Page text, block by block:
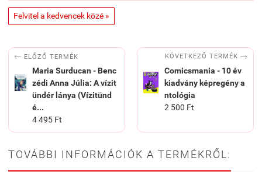
Felvitel a kedvencek közé »
 ELŐZŐ TERMÉK
Maria Surducan - Benc
zédi Anna Júlia: A vízit
ündér lánya (Vízitünd
é...
4 495 Ft
KÖVETKEZŐ TERMÉK 
Comicsmania - 10 év
kiadvány képregény a
ntológia
2 500 Ft
TOVÁBBI INFORMÁCIÓK A TERMÉKRŐL: